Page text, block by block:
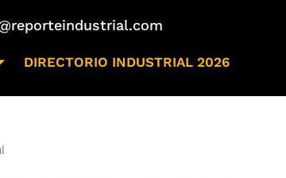
DIRECTORIO INDUSTRIAL 2026